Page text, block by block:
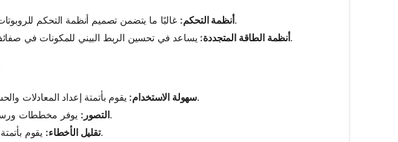
أنظمة التحكم:غالبًا ما يتضمن تصميم أنظمة التحكم للروبوتات والعمليات الصناعية تقنيات تحليل الشبكة.
أنظمة الطاقة المتجددة:يساعد في تحسين الربط البيني للمكونات في صفائف الألواح الشمسية وأنظمة توربينات الرياح.
سهولة الاستخدام:يقوم بأتمتة إعداد المعادلات والحسابات، مما يقلل الحاجة إلى التدخل اليدوي.
التصور:يوفر مخططات ورسوم بيانية تفاعلية تجعل التحليل أكثر سهولة.
تقليل الأخطاء:يقوم بأتمتة العملية، مما يقلل من خطر الخطأ البشري.